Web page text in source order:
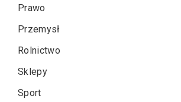
Prawo
Przemysł
Rolnictwo
Sklepy
Sport